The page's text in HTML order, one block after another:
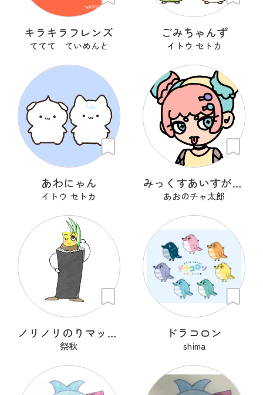
キラキラフレンズ
ててて ていめんと
ごみちゃんず
イトウ セトカ
あわにゃん
イトウ セトカ
みっくすあいすがーる
あおのチャ太郎
ノリノリのりマッキーさん
祭秋
ドラコロン
shima